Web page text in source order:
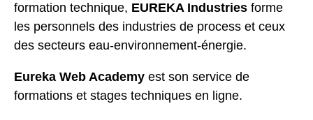
formation technique, EUREKA Industries forme
les personnels des industries de process et ceux
des secteurs eau-environnement-énergie.
Eureka Web Academy est son service de
formations et stages techniques en ligne.